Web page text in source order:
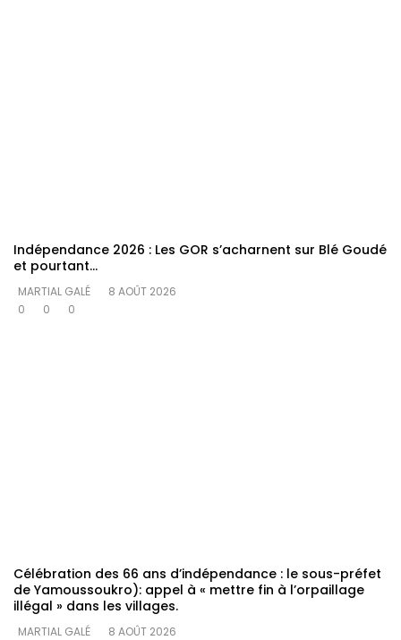
Indépendance 2026 : Les GOR s’acharnent sur Blé Goudé
et pourtant…
MARTIAL GALÉ
8 AOÛT 2026
0
0 0
Célébration des 66 ans d’indépendance : le sous-préfet
de Yamoussoukro): appel à « mettre fin à l’orpaillage
illégal » dans les villages.
MARTIAL GALÉ
8 AOÛT 2026